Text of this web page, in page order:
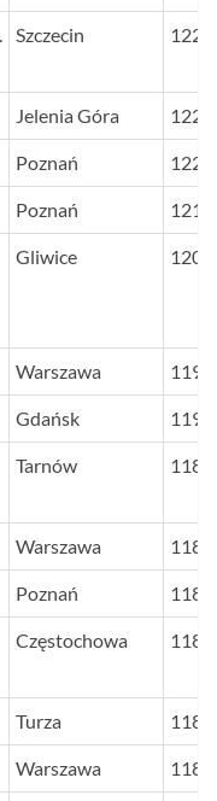
Szczecin 1225
Jelenia Góra 1222
Poznań 1222
Poznań 1216
Gliwice 1207
Warszawa 1191
Gdańsk 1190
Tarnów 1189
Warszawa 1187
Poznań 1187
Częstochowa 1187
Turza 1180
Warszawa 1180